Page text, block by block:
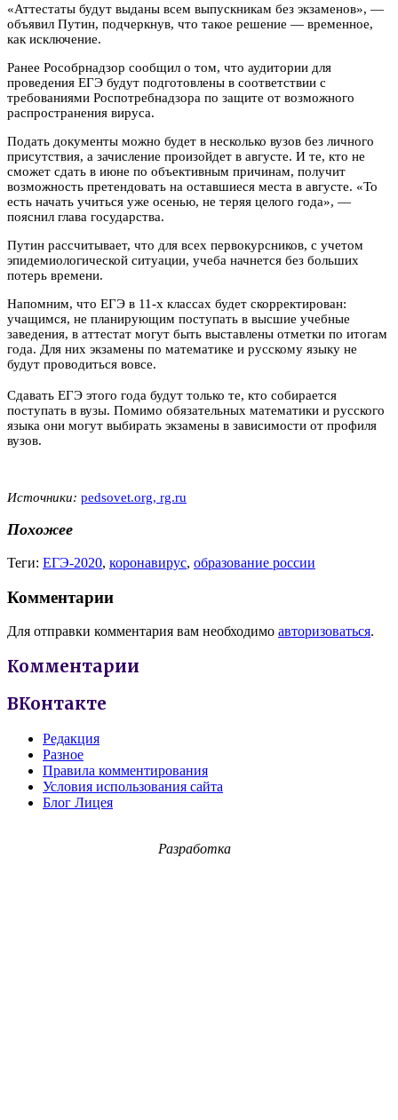
«Аттестаты будут выданы всем выпускникам без экзаменов», —
объявил Путин, подчеркнув, что такое решение — временное,
как исключение.
Ранее Рособрнадзор сообщил о том, что аудитории для
проведения ЕГЭ будут подготовлены в соответствии с
требованиями Роспотребнадзора по защите от возможного
распространения вируса.
Подать документы можно будет в несколько вузов без личного
присутствия, а зачисление произойдет в августе. И те, кто не
сможет сдать в июне по объективным причинам, получит
возможность претендовать на оставшиеся места в августе. «То
есть начать учиться уже осенью, не теряя целого года», —
пояснил глава государства.
Путин рассчитывает, что для всех первокурсников, с учетом
эпидемиологической ситуации, учеба начнется без больших
потерь времени.
Напомним, что ЕГЭ в 11-х классах будет скорректирован:
учащимся, не планирующим поступать в высшие учебные
заведения, в аттестат могут быть выставлены отметки по итогам
года. Для них экзамены по математике и русскому языку не
будут проводиться вовсе.
Сдавать ЕГЭ этого года будут только те, кто собирается
поступать в вузы. Помимо обязательных математики и русского
языка они могут выбирать экзамены в зависимости от профиля
вузов.
Источники: pedsovet.org, rg.ru
Похожее
Теги: ЕГЭ-2020, коронавирус, образование россии
Комментарии
Для отправки комментария вам необходимо авторизоваться.
Комментарии
ВКонтакте
Редакция
Разное
Правила комментирования
Условия использования сайта
Блог Лицея
Разработка